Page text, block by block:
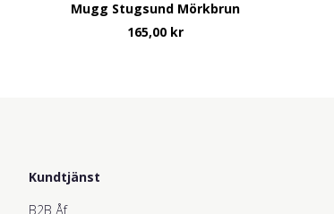
Mugg Stugsund Mörkbrun
165,00 kr
Kundtjänst
B2B Åf